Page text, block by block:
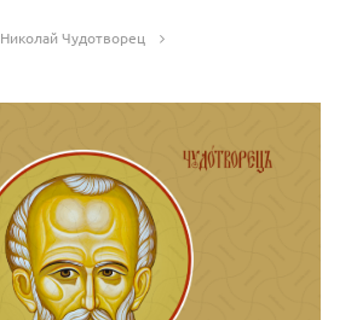
Николай Чудотворец